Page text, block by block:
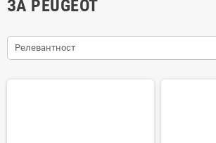
ЗА PEUGEOT
Релевантност